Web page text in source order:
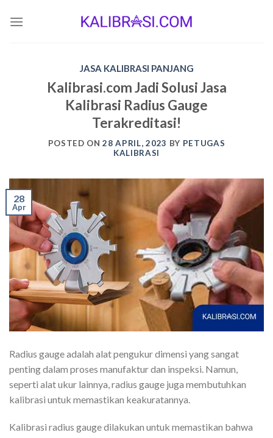
JASA KALIBRASI PANJANG
Kalibrasi.com Jadi Solusi Jasa
Kalibrasi Radius Gauge
Terakreditasi!
POSTED ON28 APRIL, 2023 BY PETUGAS
KALIBRASI
28
Apr
Radius gauge adalah alat pengukur dimensi yang sangat
penting dalam proses manufaktur dan inspeksi. Namun,
seperti alat ukur lainnya, radius gauge juga membutuhkan
kalibrasi untuk memastikan keakuratannya.
Kalibrasi radius gauge dilakukan untuk memastikan bahwa